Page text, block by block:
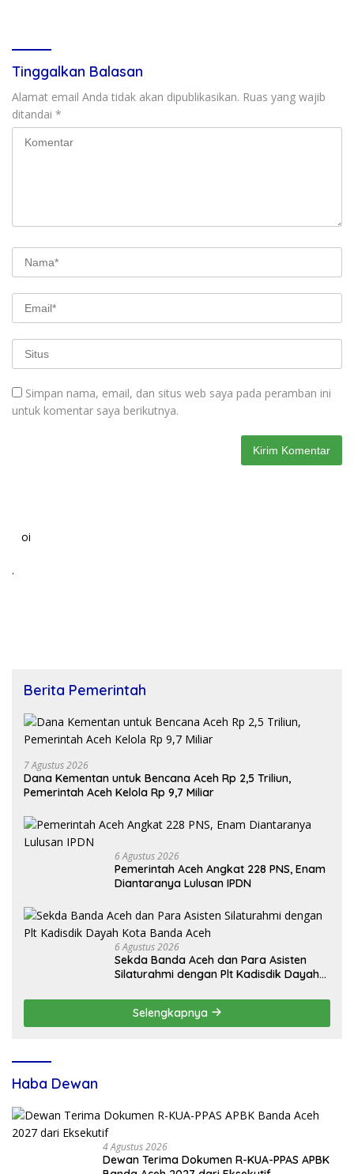
Tinggalkan Balasan
Alamat email Anda tidak akan dipublikasikan. Ruas yang wajib
ditandai *
Simpan nama, email, dan situs web saya pada peramban ini
untuk komentar saya berikutnya.
oi
.
Berita Pemerintah
7 Agustus 2026
Dana Kementan untuk Bencana Aceh Rp 2,5 Triliun,
Pemerintah Aceh Kelola Rp 9,7 Miliar
6 Agustus 2026
Pemerintah Aceh Angkat 228 PNS, Enam
Diantaranya Lulusan IPDN
6 Agustus 2026
Sekda Banda Aceh dan Para Asisten
Silaturahmi dengan Plt Kadisdik Dayah
Selengkapnya
Haba Dewan
4 Agustus 2026
Dewan Terima Dokumen R-KUA-PPAS APBK